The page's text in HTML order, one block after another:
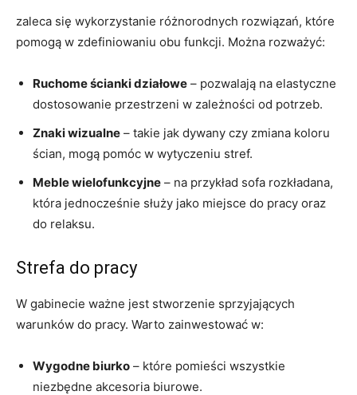
zaleca się wykorzystanie różnorodnych rozwiązań, które
pomogą w zdefiniowaniu obu funkcji. Można rozważyć:
Ruchome ścianki działowe – pozwalają na elastyczne
dostosowanie przestrzeni w zależności od potrzeb.
Znaki wizualne – takie jak dywany czy zmiana koloru
ścian, mogą pomóc w wytyczeniu stref.
Meble wielofunkcyjne – na przykład sofa rozkładana,
która jednocześnie służy jako miejsce do pracy oraz
do relaksu.
Strefa do pracy
W gabinecie ważne jest stworzenie sprzyjających
warunków do pracy. Warto zainwestować w:
Wygodne biurko – które pomieści wszystkie
niezbędne akcesoria biurowe.